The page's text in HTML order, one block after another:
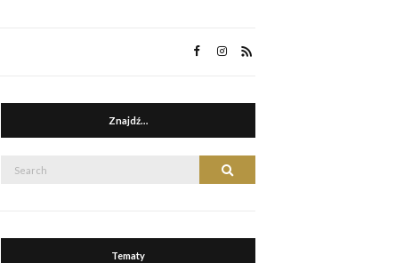
Znajdź…
Search
Tematy